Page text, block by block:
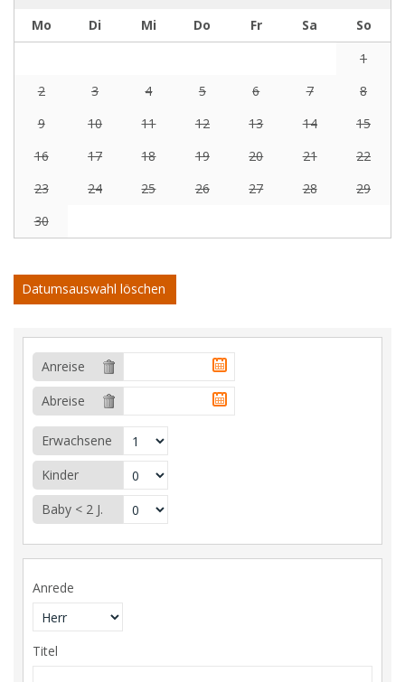
Mo
Di Mi Do Fr Sa
So
1
2
3 4 5 6 7
8
9
10 11 12 13 14
15
16
17 18 19 20 21
22
23
24 25 26 27 28
29
30
Datumsauswahl löschen
Anreise
Abreise
Erwachsene
Kinder
Baby < 2 J.
Anrede
Titel